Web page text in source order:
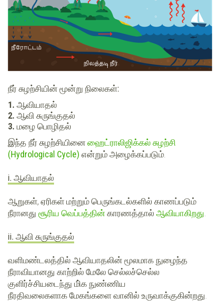
நீர் சுழற்சியின் மூன்று நிலைகள்:
ஆவியாதல்
ஆவி சுருங்குதல்
மழை பொழிதல்
இந்த நீர் சுழற்சியினைஹைட்ராலிஜிக்கல் சுழற்சி
(Hydrological Cycle) என்றும் அழைக்கப்படும்.
i. ஆவியாதல்
ஆறுகள், ஏரிகள் மற்றும் பெருங்கடல்களில் காணப்படும்
நீரானது சூரிய வெப்பத்தின்காரணத்தால் ஆவியாகிறது
ii. ஆவி சுருங்குதல்
வளிமண்டலத்தில் ஆவியாதலின் மூலமாக நுழைந்த
நீராவியானது காற்றில் மேலே செல்லச்செல்ல
குளிர்ச்சியடைந்து மி்க நுண்ணிய
நீரதிவலைகளாக மேகங்களை வானில் உருவாக்குகின்றது.